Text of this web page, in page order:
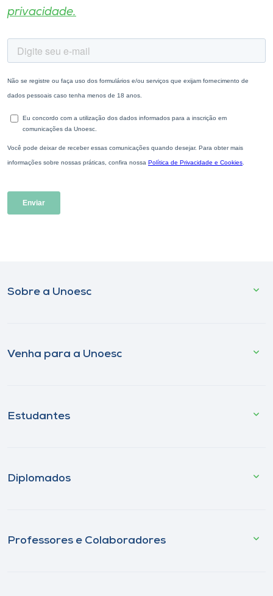
privacidade.
Sobre a Unoesc
Venha para a Unoesc
Estudantes
Diplomados
Professores e Colaboradores